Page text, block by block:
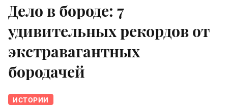
Дело в бороде: 7
удивительных рекордов от
экстравагантных
бородачей
ИСТОРИИ